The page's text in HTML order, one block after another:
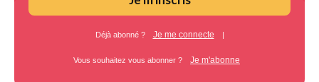
Déjà abonné ? Je me connecte |
Vous souhaitez vous abonner ? Je m'abonne